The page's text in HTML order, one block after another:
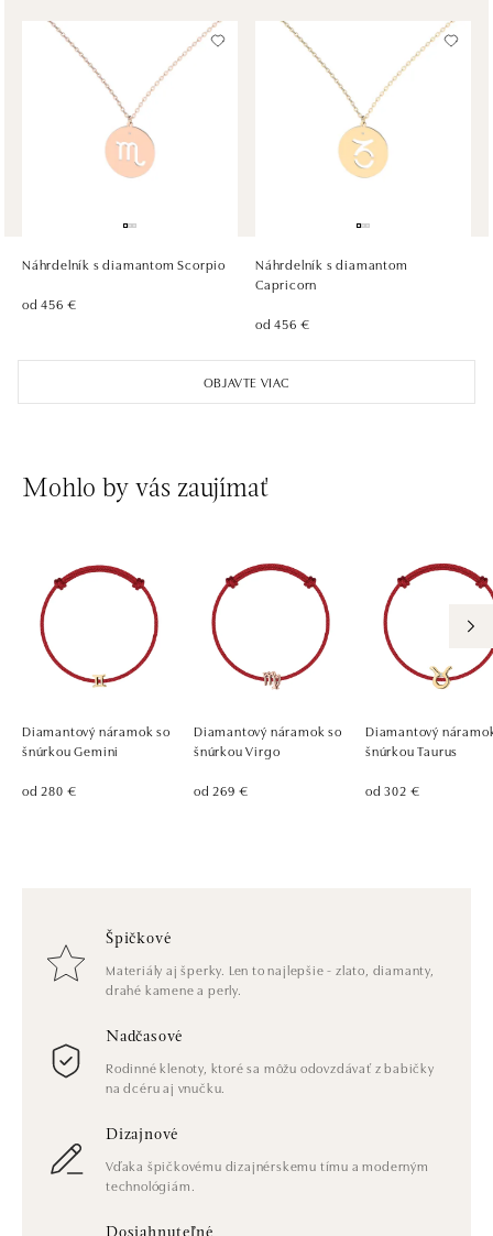
ALOve OC Olympia, Brno
U Dálnice 777, 664 42 Brno
tel.: +420604389337
dnes otvorené od 09:00
Chlumecká 765/6, 198 19 Praha 9
dnes otvorené od 09:00
Roztylská 2321/19, 148 00 Praha 4 - Chodov
dnes otvorené od 09:00
OBJAVTE VIAC
Náhrdelník s diamantom Scorpio
od 456 €
Náhrdelník s diamantom
Capricorn
od 456 €
Mohlo by vás zaujímať
Diamantový náramok so
šnúrkou Gemini
od 280 €
Diamantový náramok so
šnúrkou Virgo
od 269 €
Diamantový
šnúrkou Taurus
od 302 €
Špičkové
Materiály aj šperky. Len to najlepšie - zlato, diamanty,
drahé kamene a perly.
Nadčasové
Rodinné klenoty, ktoré sa môžu odovzdávať z babičky
na dcéru aj vnučku.
Dizajnové
Vďaka špičkovému dizajnérskemu tímu a moderným
technológiám.